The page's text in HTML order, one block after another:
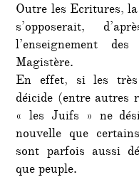
Outre les Ecritures,
s’opposerait,
l’enseignement
Magistère.
En effet, si les très
déicide (entre autres
« les Juifs » ne
nouvelle que
sont parfois aussi
que peuple.